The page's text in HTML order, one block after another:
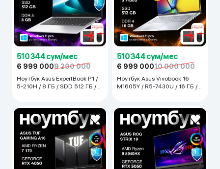
510 344 сум/мес
6 999 0009 200 000
Ноутбук Asus ExpertBook P1 /
5-210H / 8 ГБ / SDD 512 ГБ /
510 344 сум/мес
6 999 00010 000 000
Ноутбук Asus Vivobook 16
M1605Y / R5-7430U / 16 ГБ /